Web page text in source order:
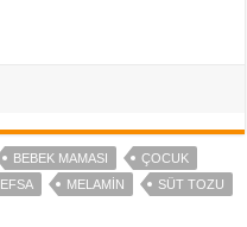
BEBEK MAMASI
ÇOCUK
EFSA MELAMIN SÜT TOZU